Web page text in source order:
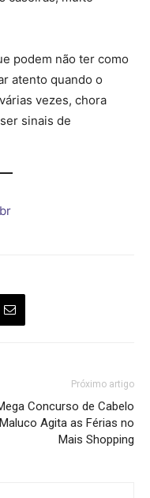
podem não ter como
atento quando o
vezes, chora
sinais de
Próximo artigo
Concurso de Cabelo
Maluco Agita as Férias no
Mais Shopping